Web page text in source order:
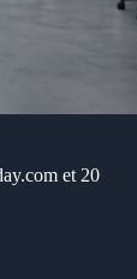
et 20